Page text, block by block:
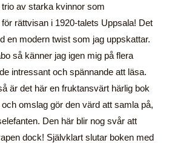
av starka kvinnor som
rättvisan i 1920-talets Uppsala! Det
en modern twist som jag uppskattar.
så känner jag igen mig på flera
intressant och spännande att läsa.
är det här en fruktansvärt härlig bok
omslag gör den värd att samla på,
Den här blir nog svår att
dock! Självklart slutar boken med